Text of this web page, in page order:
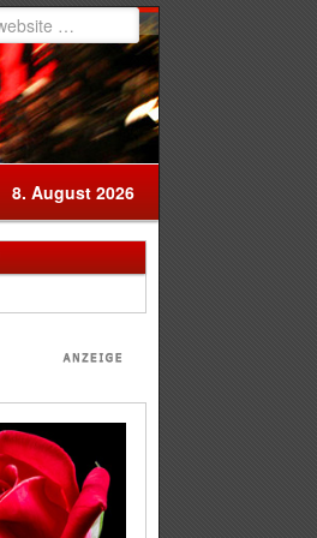
8. August 2026